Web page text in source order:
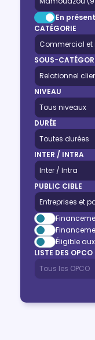
En
CATÉGORIE
SOUS-
NIVEAU
DURÉE
INTER / INTRA
PUBLIC CIBLE
Éligible
LISTE DES OPCO